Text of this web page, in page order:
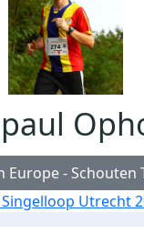
Europe - Schouten
Singelloop Utrecht